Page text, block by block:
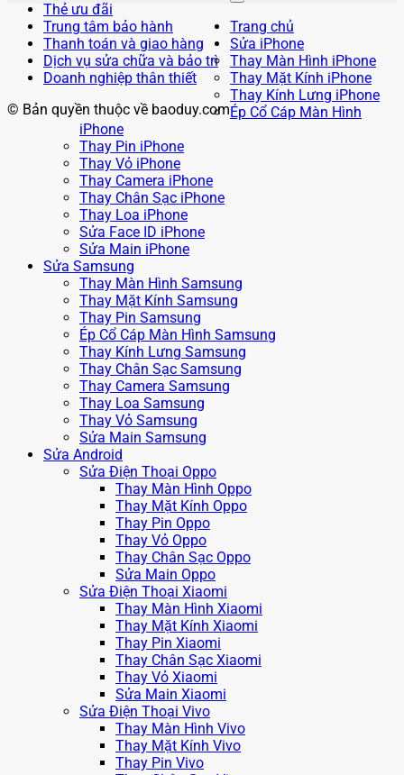
Thẻ ưu đãi
Trung tâm bảo hành
Thanh toán và giao hàng
Dịch vụ sửa chữa và bảo trì
Doanh nghiệp thân thiết
© Bản quyền thuộc về baoduy.com
Trang chủ
Sửa iPhone
Thay Màn Hình iPhone
Thay Mặt Kính iPhone
Thay Kính Lưng iPhone
Ép Cổ Cáp Màn Hình
iPhone
Thay Pin iPhone
Thay Vỏ iPhone
Thay Camera iPhone
Thay Chân Sạc iPhone
Thay Loa iPhone
Sửa Face ID iPhone
Sửa Main iPhone
Sửa Samsung
Thay Màn Hình Samsung
Thay Mặt Kính Samsung
Thay Pin Samsung
Ép Cổ Cáp Màn Hình Samsung
Thay Kính Lưng Samsung
Thay Chân Sạc Samsung
Thay Camera Samsung
Thay Loa Samsung
Thay Vỏ Samsung
Sửa Main Samsung
Sửa Android
Sửa Điện Thoại Oppo
Thay Màn Hình Oppo
Thay Mặt Kính Oppo
Thay Pin Oppo
Thay Vỏ Oppo
Thay Chân Sạc Oppo
Sửa Main Oppo
Sửa Điện Thoại Xiaomi
Thay Màn Hình Xiaomi
Thay Mặt Kính Xiaomi
Thay Pin Xiaomi
Thay Chân Sạc Xiaomi
Thay Vỏ Xiaomi
Sửa Main Xiaomi
Sửa Điện Thoại Vivo
Thay Màn Hình Vivo
Thay Mặt Kính Vivo
Thay Pin Vivo